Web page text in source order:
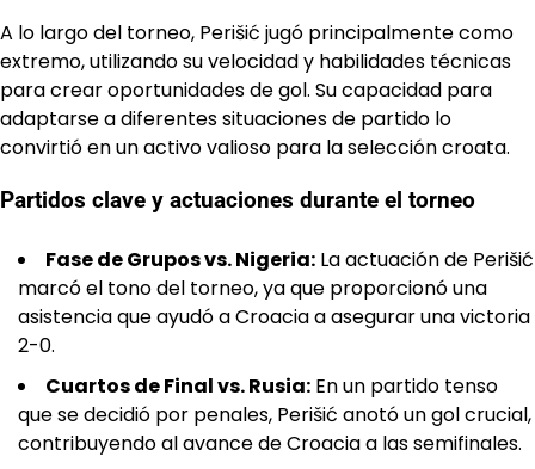
A lo largo del torneo, Perišić jugó principalmente como
extremo, utilizando su velocidad y habilidades técnicas
para crear oportunidades de gol. Su capacidad para
adaptarse a diferentes situaciones de partido lo
convirtió en un activo valioso para la selección croata.
Partidos clave y actuaciones durante el torneo
Fase de Grupos vs. Nigeria: La actuación de Perišić
marcó el tono del torneo, ya que proporcionó una
asistencia que ayudó a Croacia a asegurar una victoria
2-0.
Cuartos de Final vs. Rusia: En un partido tenso
que se decidió por penales, Perišić anotó un gol crucial,
contribuyendo al avance de Croacia a las semifinales.